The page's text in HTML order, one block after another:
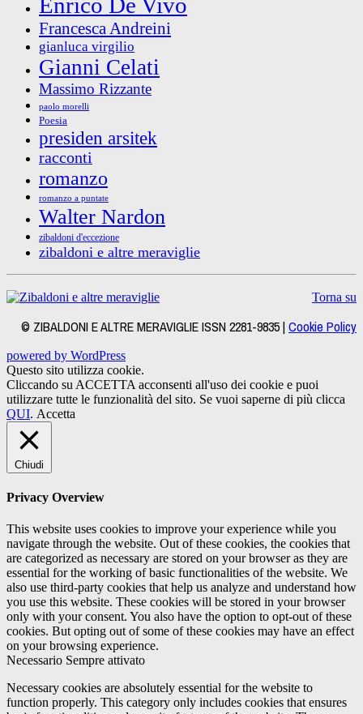
Francesca Andreini
gianluca virgilio
Gianni Celati
Massimo Rizzante
paolo morelli
Poesia
presiden arsitek
racconti
romanzo
romanzo a puntate
Walter Nardon
zibaldoni d'eccezione
zibaldoni e altre meraviglie
Torna su
© ZIBALDONI E ALTRE MERAVIGLIE ISSN 2281-9835 | Cookie Policy
powered by WordPress
Questo sito utilizza cookie.
Cliccando su ACCETTA acconsenti all'uso dei cookie e puoi
utilizzare tutte le funzionalità del sito. Se vuoi saperne di più clicca
QUI. Accetta
Chiudi
Privacy Overview
This website uses cookies to improve your experience while you
navigate through the website. Out of these cookies, the cookies that
are categorized as necessary are stored on your browser as they are
essential for the working of basic functionalities of the website. We
also use third-party cookies that help us analyze and understand how
you use this website. These cookies will be stored in your browser
only with your consent. You also have the option to opt-out of these
cookies. But opting out of some of these cookies may have an effect
on your browsing experience.
Necessario Sempre attivato
Necessary cookies are absolutely essential for the website to
function properly. This category only includes cookies that ensures